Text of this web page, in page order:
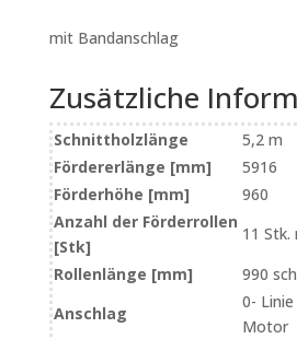
mit Bandanschlag
Zusätzliche
Schnittholzlänge
5,2 m
Fördererlänge [mm]
5916
Förderhöhe [mm]
960
Anzahl der Förderrollen
[Stk]
11 Stk.
Rollenlänge [mm]
990
Anschlag
0-
Motor